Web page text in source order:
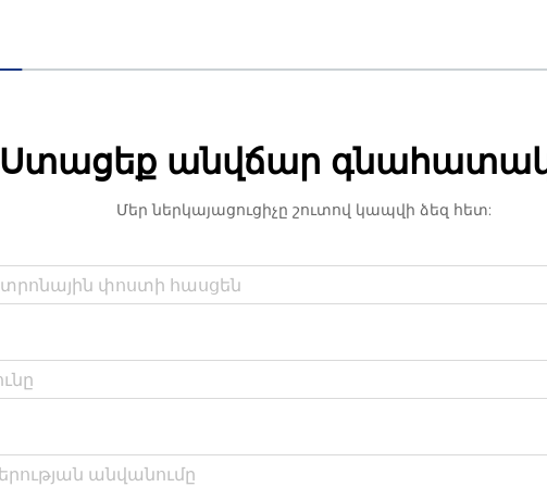
Ստացեք անվճար
Մեր ներկայացուցիչը շուտով կապվի ձեզ հետ: